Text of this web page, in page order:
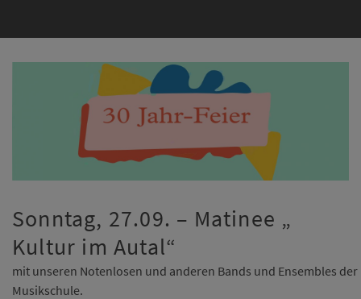
Sonntag, 27.09. – Matinee „
Kultur im Autal“
mit unseren Notenlosen und anderen Bands und Ensembles der
Musikschule.